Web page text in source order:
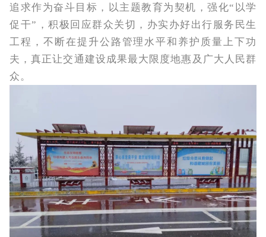
追求作为奋斗目标，以主题教育为契机，强化“以学
促干”，积极回应群众关切，办实办好出行服务民生
工程，不断在提升公路管理水平和养护质量上下功
夫，真正让交通建设成果最大限度地惠及广大人民群
众。